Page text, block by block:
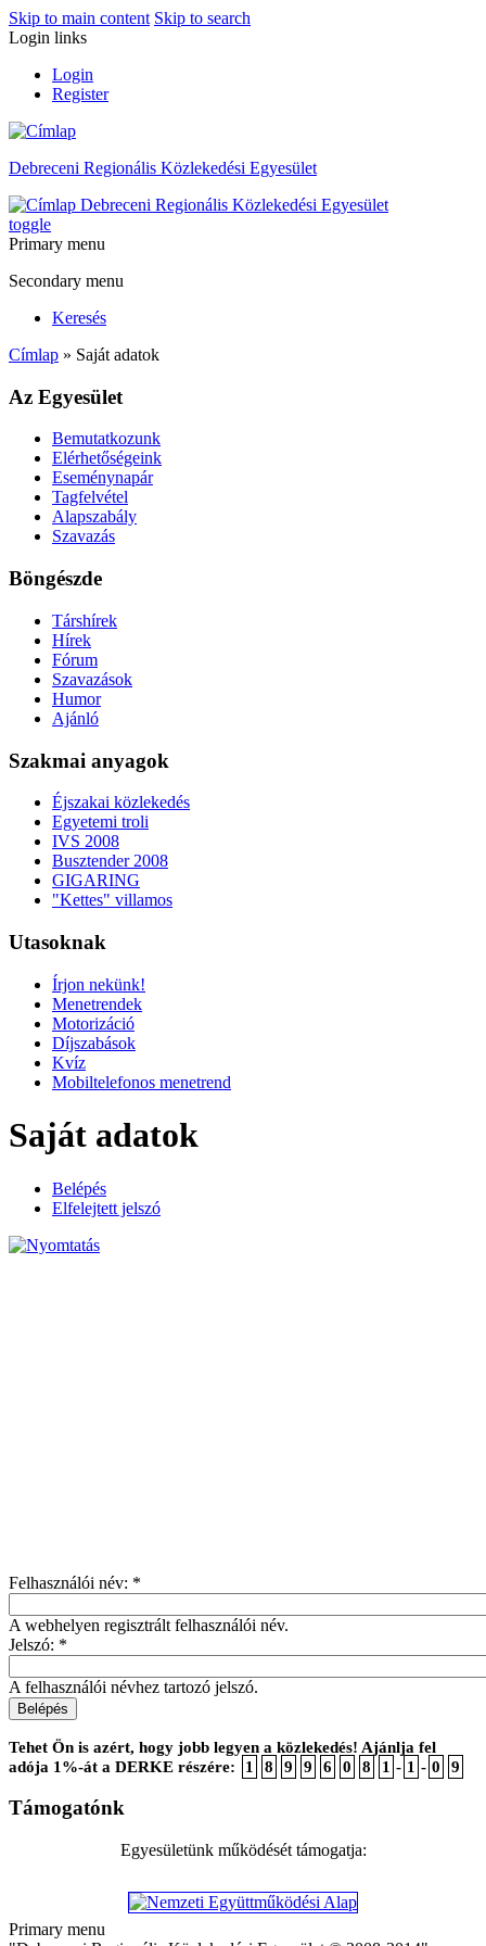
Skip to main content Skip to search
Login links
Login
Register
Debreceni Regionális Közlekedési Egyesület
Debreceni Regionális Közlekedési Egyesület
toggle
Primary menu
Secondary menu
Keresés
Címlap » Saját adatok
Az Egyesület
Bemutatkozunk
Elérhetőségeink
Eseménynapár
Tagfelvétel
Alapszabály
Szavazás
Böngészde
Társhírek
Hírek
Fórum
Szavazások
Humor
Ajánló
Szakmai anyagok
Éjszakai közlekedés
Egyetemi troli
IVS 2008
Busztender 2008
GIGARING
"Kettes" villamos
Utasoknak
Írjon nekünk!
Menetrendek
Motorizáció
Díjszabások
Kvíz
Mobiltelefonos menetrend
Saját adatok
Belépés
Elfelejtett jelszó
Felhasználói név: *
A webhelyen regisztrált felhasználói név.
Jelszó: *
A felhasználói névhez tartozó jelszó.
Tehet Ön is azért, hogy jobb legyen a közlekedés! Ajánlja fel
adója 1%-át a DERKE részére:
1 8 9 9 6 0 8 1 - 1 - 0 9
Támogatónk
Egyesületünk működését támogatja:
Primary menu